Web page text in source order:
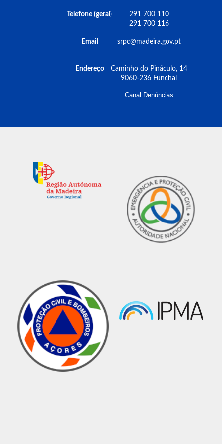
normas internacionais de segurança
aeronáutica em proporcionalidade e equilíbrio
caraterização.
Telefone (geral)
Email
Endereço
291 700 110
291 700 116
srpc@madeira.gov.pt
Caminho do Pináculo, 14
9060-236 Funchal
Canal Denúncias